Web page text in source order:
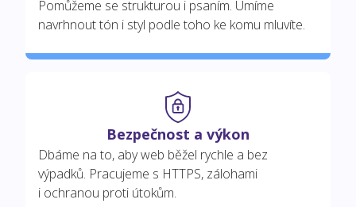
Pomůžeme se strukturou i psaním. Umíme
navrhnout tón i styl podle toho ke komu mluvíte.
Bezpečnost a výkon
Dbáme na to, aby web běžel rychle a bez
výpadků. Pracujeme s HTTPS, zálohami
i ochranou proti útokům.